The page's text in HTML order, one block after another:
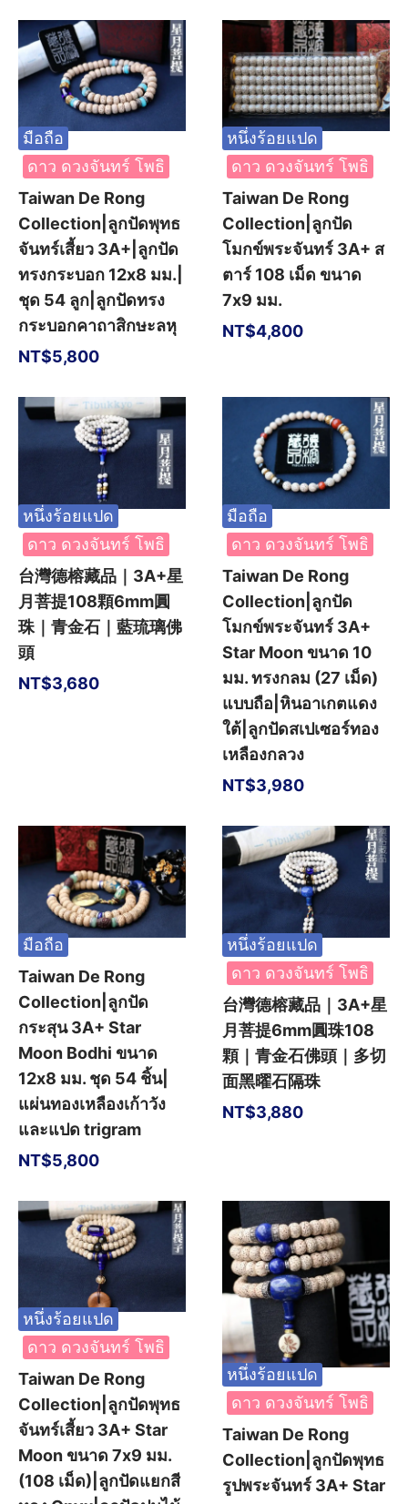
มือถือ
ดาว ดวงจันทร์ โพธิ
Taiwan De Rong
Collection|ลูกปัดพุทธ
จันทร์เสี้ยว 3A+|ลูกปัด
ทรงกระบอก 12x8 มม.|
ชุด 54 ลูก|ลูกปัดทรง
กระบอกคาถาสิกษะลหุ
NT$5,800
หนึ่งร้อยแปด
ดาว ดวงจันทร์ โพธิ
Taiwan De Rong
Collection|ลูกปัด
โมกข์พระจันทร์ 3A+ ส
ตาร์ 108 เม็ด ขนาด
7x9 มม.
NT$4,800
หนึ่งร้อยแปด
ดาว ดวงจันทร์ โพธิ
台灣德榕藏品｜3A+星
月菩提108顆6mm圓
珠｜青金石｜藍琉璃佛
頭
NT$3,680
มือถือ
ดาว ดวงจันทร์ โพธิ
Taiwan De Rong
Collection|ลูกปัด
โมกข์พระจันทร์ 3A+
Star Moon ขนาด 10
มม. ทรงกลม (27 เม็ด)
แบบถือ|หินอาเกตแดง
ใต้|ลูกปัดสเปเซอร์ทอง
เหลืองกลวง
NT$3,980
มือถือ
Taiwan De Rong
Collection|ลูกปัด
กระสุน 3A+ Star
Moon Bodhi ขนาด
12x8 มม. ชุด 54 ชิ้น|
แผ่นทองเหลืองเก้าวัง
และแปด trigram
NT$5,800
หนึ่งร้อยแปด
ดาว ดวงจันทร์ โพธิ
台灣德榕藏品｜3A+星
月菩提6mm圓珠108
顆｜青金石佛頭｜多切
面黑曜石隔珠
NT$3,880
หนึ่งร้อยแปด
ดาว ดวงจันทร์ โพธิ
Taiwan De Rong
Collection|ลูกปัดพุทธ
จันทร์เสี้ยว 3A+ Star
Moon ขนาด 7x9 มม.
(108 เม็ด)|ลูกปัดแยกสี
หนึ่งร้อยแปด
ดาว ดวงจันทร์ โพธิ
Taiwan De Rong
Collection|ลูกปัดพุทธ
รูปพระจันทร์ 3A+ Star